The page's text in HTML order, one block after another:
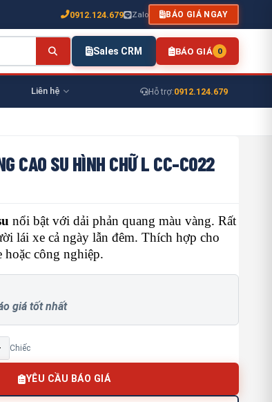
0912.124.679 Zalo BÁO GIÁ NGAY
Sales CRM BÁO GIÁ 0
Liên hệ Hỗ trợ:0912.124.679
CAO SU HÌNH CHỮ L CC-C022
nổi bật với dải phản quang màu vàng. Rất
lái xe cả ngày lẫn đêm. Thích hợp cho
hoặc công nghiệp.
giá tốt nhất
Chiếc
YÊU CẦU BÁO GIÁ